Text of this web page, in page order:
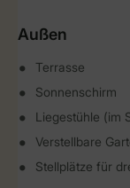
Außen
Terrasse
Sonnenschirm
Liegestühle (im
Verstellbare
Stellplätze für